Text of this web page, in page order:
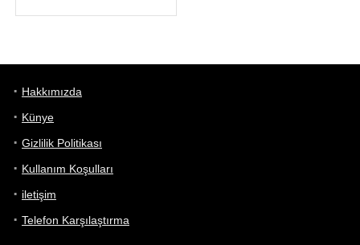
Hakkımızda
Künye
Gizlilik Politikası
Kullanım Koşulları
iletişim
Telefon Karşılaştırma